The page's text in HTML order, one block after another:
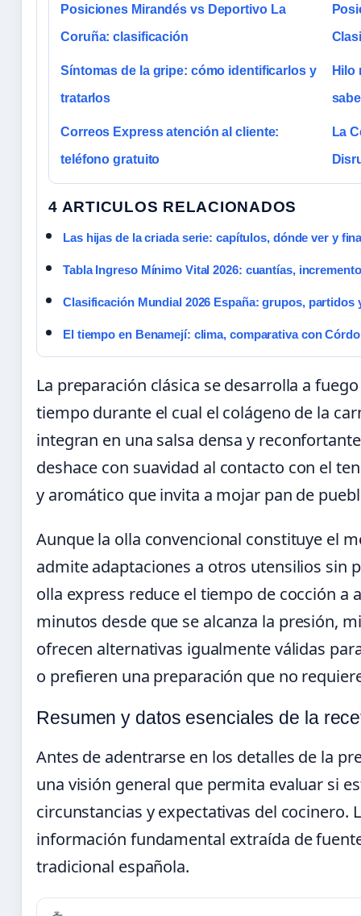
Posiciones Mirandés vs Deportivo La
Coruña: clasificación
Síntomas de la gripe: cómo identificarlos y
tratarlos
Hilo
Correos Express atención al cliente:
teléfono gratuito
La
4 ARTICULOS RELACIONADOS
Las hijas de la criada serie: capítulos, dónde ver y
Tabla Ingreso Mínimo Vital 2026: cuantías,
Clasificación Mundial 2026 España: grupos, partidos
El tiempo en Benamejí: clima, comparativa con
La preparación clásica se desarrolla a
tiempo durante el cual el colágeno de la
integran en una salsa densa y
deshace con suavidad al contacto con el
y aromático que invita a mojar pan de
Aunque la olla convencional constituye el
admite adaptaciones a otros utensilios sin
olla express reduce el tiempo de cocción
minutos desde que se alcanza la presión,
ofrecen alternativas igualmente válidas
o prefieren una preparación que no
Resumen y datos esenciales de la
Antes de adentrarse en los detalles de la
una visión general que permita evaluar si
circunstancias y expectativas del cocinero.
información fundamental extraída de
tradicional española.